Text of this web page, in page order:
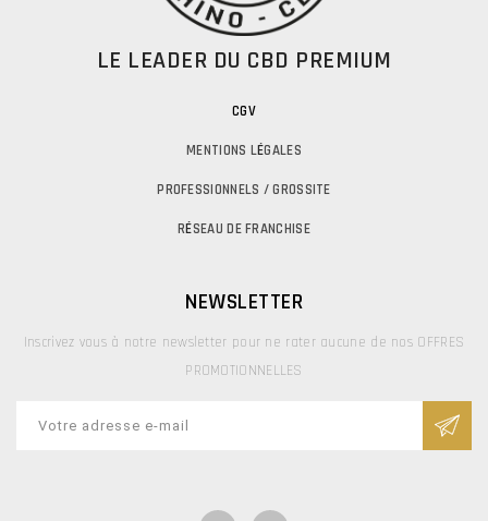
LE LEADER DU CBD PREMIUM
CGV
MENTIONS LÉGALES
PROFESSIONNELS / GROSSITE
RÉSEAU DE FRANCHISE
NEWSLETTER
Inscrivez vous à notre newsletter pour ne rater aucune de nos OFFRES
PROMOTIONNELLES